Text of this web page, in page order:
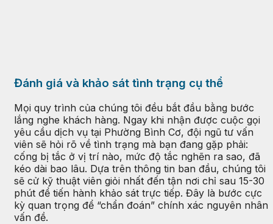
Đánh giá và khảo sát tình trạng cụ thể
Mọi quy trình của chúng tôi đều bắt đầu bằng bước
lắng nghe khách hàng. Ngay khi nhận được cuộc gọi
yêu cầu dịch vụ tại Phường Bình Cơ, đội ngũ tư vấn
viên sẽ hỏi rõ về tình trạng mà bạn đang gặp phải:
cống bị tắc ở vị trí nào, mức độ tắc nghẽn ra sao, đã
kéo dài bao lâu. Dựa trên thông tin ban đầu, chúng tôi
sẽ cử kỹ thuật viên giỏi nhất đến tận nơi chỉ sau 15-30
phút để tiến hành khảo sát trực tiếp. Đây là bước cực
kỳ quan trọng để “chẩn đoán” chính xác nguyên nhân
vấn đề.